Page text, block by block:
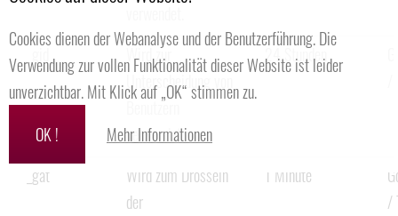
Cookies dienen der Webanalyse und der Benutzerführung. Die
Verwendung zur vollen Funktionalität dieser Website ist leider
unverzichtbar. Mit Klick auf „OK“ stimmen zu.
OK !
Mehr Informationen
Wird zur
Unterscheidung von
Benutzern
verwendet.
24 Stunden
_gat
Wird zum Drosseln
der
1 Minute
/